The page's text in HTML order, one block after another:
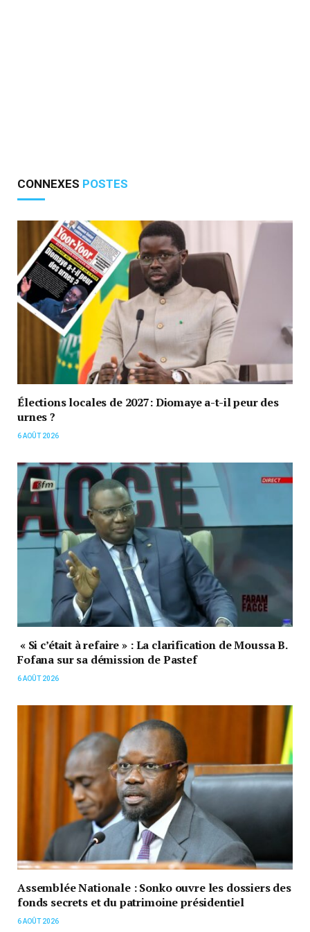
CONNEXES POSTES
Élections locales de 2027: Diomaye a-t-il peur des
urnes ?
6 AOÛT 2026
« Si c’était à refaire » : La clarification de Moussa B.
Fofana sur sa démission de Pastef
6 AOÛT 2026
Assemblée Nationale : Sonko ouvre les dossiers des
fonds secrets et du patrimoine présidentiel
6 AOÛT 2026